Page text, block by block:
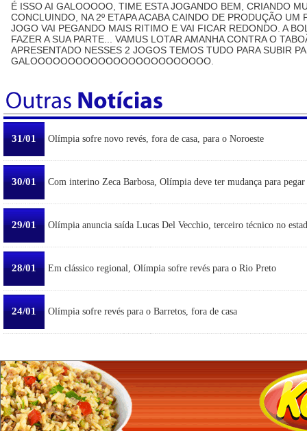
É ISSO AI GALOOOOO, TIME ESTA JOGANDO BEM, CRIANDO
CONCLUINDO, NA 2º ETAPA ACABA CAINDO DE PRODUÇÃO
JOGO VAI PEGANDO MAIS RITIMO E VAI FICAR REDONDO. A
FAZER A SUA PARTE... VAMUS LOTAR AMANHA CONTRA O
APRESENTADO NESSES 2 JOGOS TEMOS TUDO PARA SUBIR
GALOOOOOOOOOOOOOOOOOOOOOOOO.
31/01 Olímpia sofre novo revés, fora de casa, para o Noroeste
30/01 Com interino Zeca Barbosa, Olímpia deve ter mudança para pegar
29/01 Olímpia anuncia saída Lucas Del Vecchio, terceiro técnico no
28/01 Em clássico regional, Olímpia sofre revés para o Rio Preto
24/01 Olímpia sofre revés para o Barretos, fora de casa